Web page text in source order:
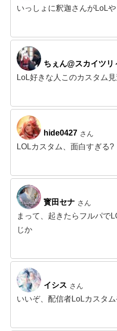
いっしょに釈迦さんがLoL
ちぇん@スカイツリ
LoL好きな人このカスタム
hide0427 さん
LOLカスタム、面白すぎる?
寳田セナ さん
まって、起きたらフルパで
じか
イシス さん
いいぞ、配信者LoLカスタ